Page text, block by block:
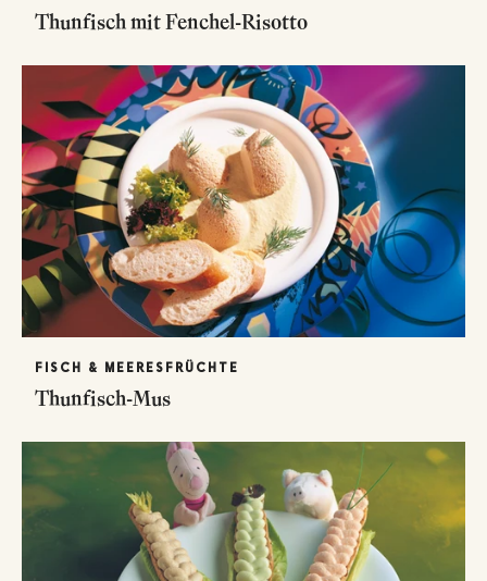
Thunfisch mit Fenchel-Risotto
FISCH & MEERESFRÜCHTE
Thunfisch-Mus